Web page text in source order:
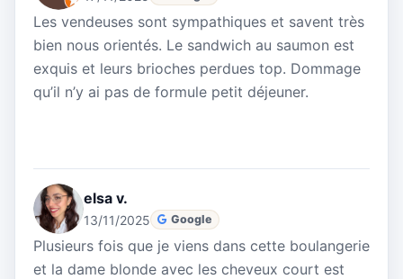
Les vendeuses sont sympathiques et savent très
bien nous orientés. Le sandwich au saumon est
exquis et leurs brioches perdues top. Dommage
qu’il n’y ai pas de formule petit déjeuner.
elsa v.
13/11/2025 Google
Plusieurs fois que je viens dans cette boulangerie
et la dame blonde avec les cheveux court est